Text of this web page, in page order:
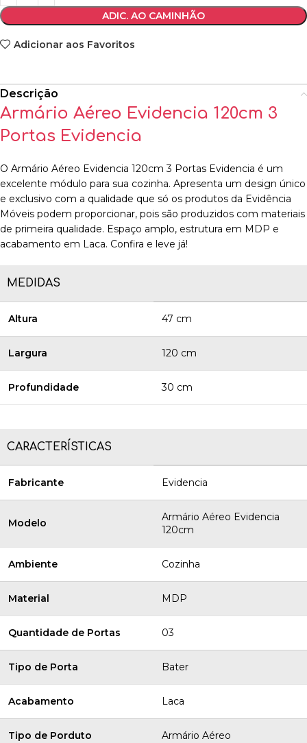
ADIC. AO CAMINHÃO
Adicionar aos Favoritos
Descrição
Armário Aéreo Evidencia 120cm 3
Portas Evidencia
O Armário Aéreo Evidencia 120cm 3 Portas Evidencia é um
excelente módulo para sua cozinha. Apresenta um design único
e exclusivo com a qualidade que só os produtos da Evidência
Móveis podem proporcionar, pois são produzidos com materiais
de primeira qualidade. Espaço amplo, estrutura em MDP e
acabamento em Laca. Confira e leve já!
MEDIDAS
Altura 47 cm
Largura 120 cm
Profundidade 30 cm
CARACTERÍSTICAS
Fabricante Evidencia
Modelo
Armário Aéreo Evidencia
120cm
Ambiente Cozinha
Material MDP
Quantidade de Portas 03
Tipo de Porta Bater
Acabamento Laca
Tipo de Porduto Armário Aéreo